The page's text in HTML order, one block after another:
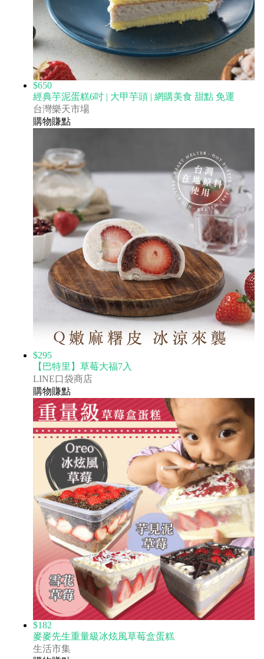
$650
經典芋泥蛋糕6吋 | 大甲芋頭 | 網購美食 甜點 免運
台灣樂天市場
購物賺點
$295
【巴特里】草莓大福7入
LINE口袋商店
購物賺點
$182
麥麥先生重量級冰炫風草莓盒蛋糕
生活市集